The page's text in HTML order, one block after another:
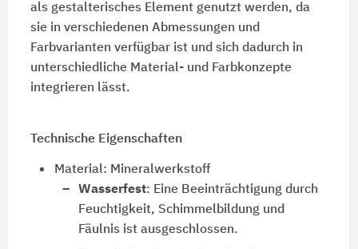
als gestalterisches Element genutzt werden, da
sie in verschiedenen Abmessungen und
Farbvarianten verfügbar ist und sich dadurch in
unterschiedliche Material- und Farbkonzepte
integrieren lässt.
Technische Eigenschaften
Material: Mineralwerkstoff
Wasserfest: Eine Beeinträchtigung durch
Feuchtigkeit, Schimmelbildung und
Fäulnis ist ausgeschlossen.